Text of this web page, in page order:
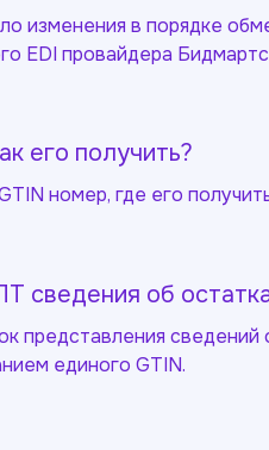
изменения в порядке
EDI провайдера Бидмартс
его получить?
номер, где его
сведения об
представления
единого GTIN.